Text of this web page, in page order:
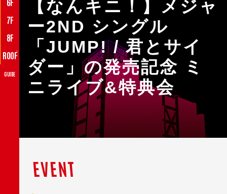
7F
8F
ROOF♪
GUIDE
【なんキニ！】メジャ
ー2ND シングル
「JUMP! / 君とサイ
ダー」の発売記念 ミ
ニライブ&特典会
EVENT